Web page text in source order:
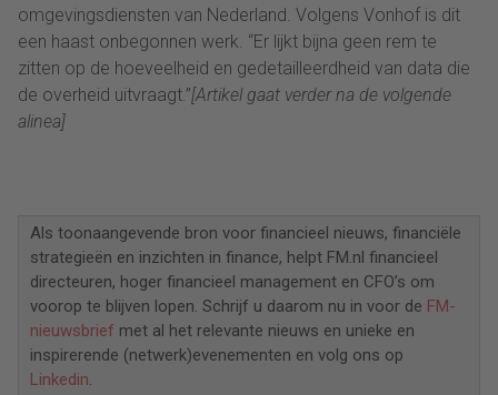
omgevingsdiensten van Nederland. Volgens Vonhof is dit
een haast onbegonnen werk. “Er lijkt bijna geen rem te
zitten op de hoeveelheid en gedetailleerdheid van data die
de overheid uitvraagt.”[Artikel gaat verder na de volgende
alinea]
Als toonaangevende bron voor financieel nieuws, financiële
strategieën en inzichten in finance, helpt FM.nl financieel
directeuren, hoger financieel management en CFO’s om
voorop te blijven lopen. Schrijf u daarom nu in voor de FM-
nieuwsbrief met al het relevante nieuws en unieke en
inspirerende (netwerk)evenementen en volg ons op
Linkedin.